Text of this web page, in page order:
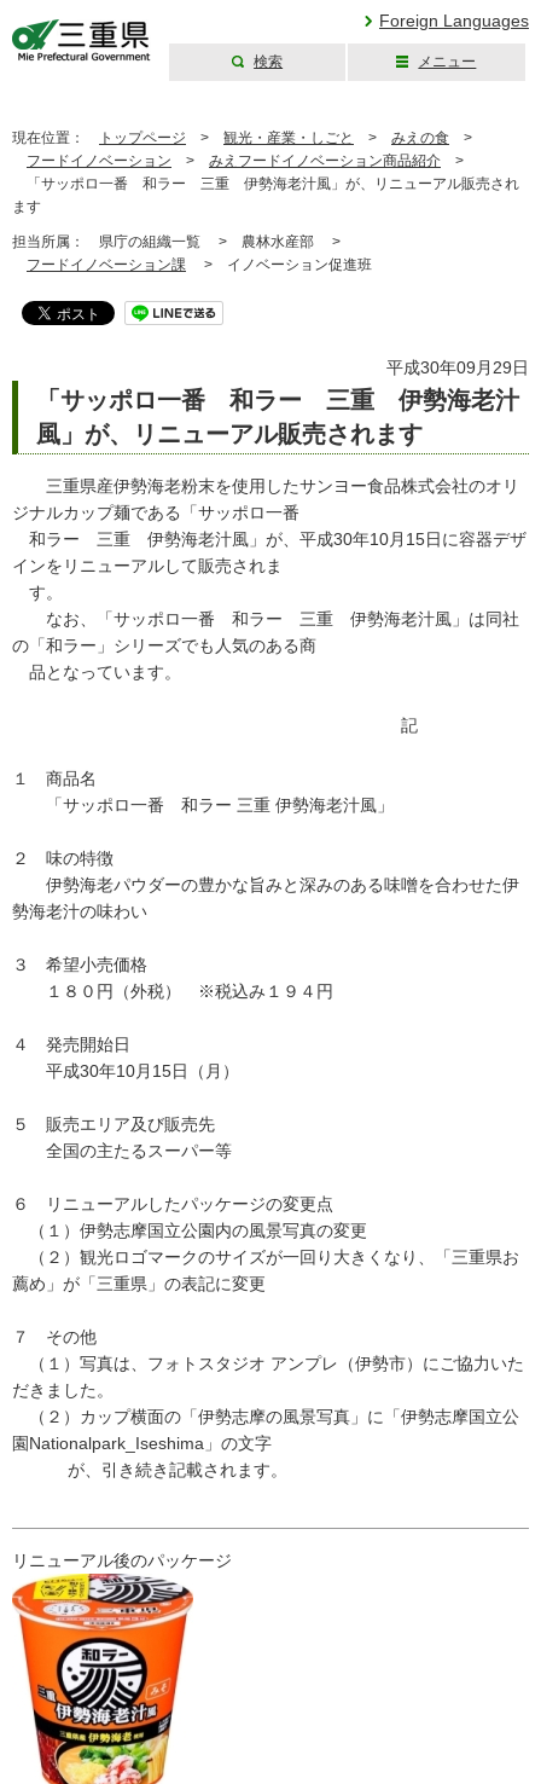
Foreign Languages
検索 メニュー
現在位置： トップページ > 観光・産業・しごと > みえの食 >
フードイノベーション > みえフードイノベーション商品紹介 >
「サッポロ一番 和ラー 三重 伊勢海老汁風」が、リニューアル販売され
ます
担当所属： 県庁の組織一覧 > 農林水産部 >
フードイノベーション課 > イノベーション促進班
平成30年09月29日
「サッポロ一番 和ラー 三重 伊勢海老汁
風」が、リニューアル販売されます
三重県産伊勢海老粉末を使用したサンヨー食品株式会社のオリ
ジナルカップ麺である「サッポロ一番
和ラー 三重 伊勢海老汁風」が、平成30年10月15日に容器デザ
インをリニューアルして販売されま
す。
なお、「サッポロ一番 和ラー 三重 伊勢海老汁風」は同社
の「和ラー」シリーズでも人気のある商
品となっています。
記
１ 商品名
「サッポロ一番 和ラー 三重 伊勢海老汁風」
２ 味の特徴
伊勢海老パウダーの豊かな旨みと深みのある味噌を合わせた伊
勢海老汁の味わい
３ 希望小売価格
１８０円（外税） ※税込み１９４円
４ 発売開始日
平成30年10月15日（月）
５ 販売エリア及び販売先
全国の主たるスーパー等
６ リニューアルしたパッケージの変更点
（１）伊勢志摩国立公園内の風景写真の変更
（２）観光ロゴマークのサイズが一回り大きくなり、「三重県お
薦め」が「三重県」の表記に変更
７ その他
（１）写真は、フォトスタジオ アンプレ（伊勢市）にご協力いた
だきました。
（２）カップ横面の「伊勢志摩の風景写真」に「伊勢志摩国立公
園Nationalpark_Iseshima」の文字
が、引き続き記載されます。
リニューアル後のパッケージ